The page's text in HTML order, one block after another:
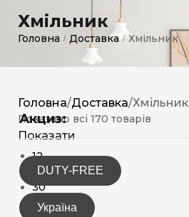
Хмільник
Головна / Доставка / Хмільник
Акциз:
DUTY-FREE
Україна
Головна/Доставка/Хмільник
Показано всі 170 товарів
Показати
12
15
30